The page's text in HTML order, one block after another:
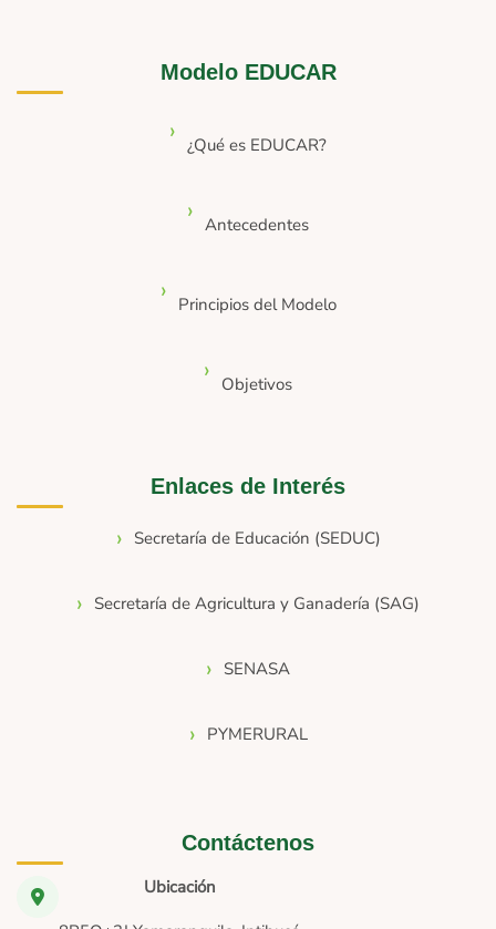
Modelo EDUCAR
¿Qué es EDUCAR?
Antecedentes
Principios del Modelo
Objetivos
Enlaces de Interés
Secretaría de Educación (SEDUC)
Secretaría de Agricultura y Ganadería (SAG)
SENASA
PYMERURAL
Contáctenos
Ubicación